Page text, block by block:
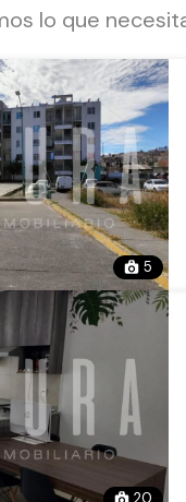
lo que
5
20